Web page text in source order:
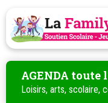
AGENDA toute
Loisirs, arts, scolaire,